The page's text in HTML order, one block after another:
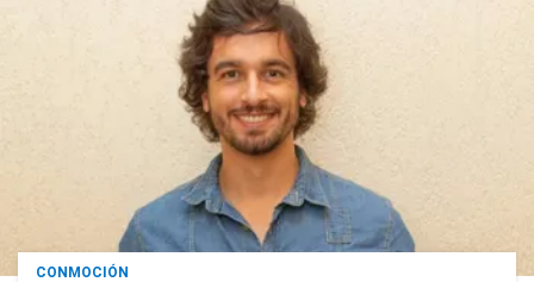
CONMOCIÓN